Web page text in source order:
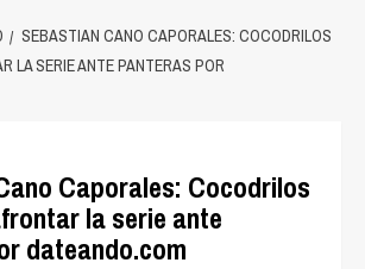
SEBASTIAN CANO CAPORALES: COCODRILOS
LA SERIE ANTE PANTERAS POR
Caporales: Cocodrilos
la serie ante
dateando.com